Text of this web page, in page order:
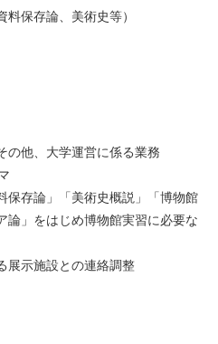
保存論、美術史等）
の他、大学運営に係る業務
存論」「美術史概説」「博物館
論」をはじめ博物館実習に必要な
展示施設との連絡調整